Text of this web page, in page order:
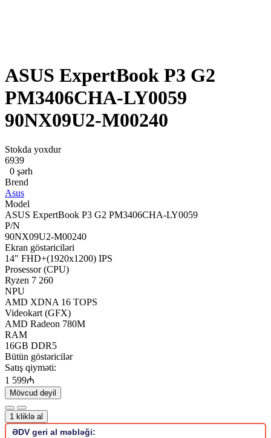
ASUS ExpertBook P3 G2
PM3406CHA-LY0059
90NX09U2-M00240
Stokda yoxdur
6939
0 şərh
Brend
Asus
Model
ASUS ExpertBook P3 G2 PM3406CHA-LY0059
P/N
90NX09U2-M00240
Ekran göstəriciləri
14" FHD+(1920x1200) IPS
Prosessor (CPU)
Ryzen 7 260
NPU
AMD XDNA 16 TOPS
Videokart (GFX)
AMD Radeon 780M
RAM
16GB DDR5
Bütün göstəricilər
Satış qiyməti:
1 599₼
Mövcud deyil
1 kliklə al
ƏDV geri al məbləği: